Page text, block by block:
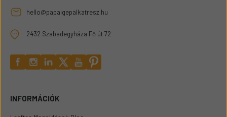
hello@papaigepalkatresz.hu
2432 Szabadegyháza Fő út 72
INFORMÁCIÓK